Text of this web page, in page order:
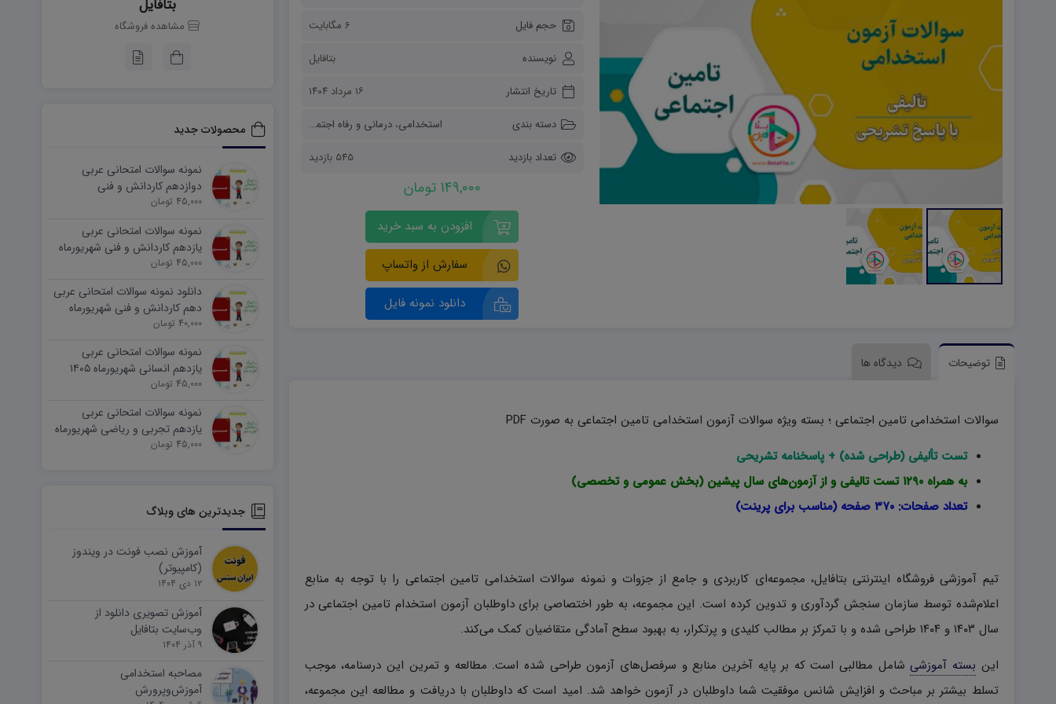
دفاعی دهم
هویت اجتماعی
آمادگی دفاعی دهم W
آمادگی دفاعی ۱۰ D
حجم فایل
6 مگابایت
نویسنده
بتافایل
تاریخ انتشار
۱۶ مرداد ۱۴۰۴
دسته بندی
استخدامی،درمانی و رفاه اجتماعی
تعداد بازدید
545 بازدید
149,000 تومان
افزودن به سبد خرید
سفارش از واتساپ
دانلود نمونه فایل
توضیحات دیدگاه ها
سوالات استخدامی تامین اجتماعی ؛ بسته ویژه سوالات آزمون استخدامی تامین اجتماعی به صورت PDF
تست تألیفی (طراحی شده) + پاسخنامه تشریحی
به همراه ۱۲۹۰ تست تالیفی و از آزمون‌های سال پیشین (بخش عمومی و تخصصی)
تعداد صفحات: ۳۷۰ صفحه (مناسب برای پرینت)
تیم آموزشی فروشگاه اینترنتی بتافایل، مجموعه‌ای کاربردی و جامع از جزوات و نمونه سوالات استخدامی تامین اجتماعی را با توجه به منابع
اعلام‌شده توسط سازمان سنجش گردآوری و تدوین کرده است. این مجموعه، به طور اختصاصی برای داوطلبان آزمون استخدام تامین اجتماعی در
سال ۱۴۰۳ و ۱۴۰۴ طراحی شده و با تمرکز بر مطالب کلیدی و پرتکرار، به بهبود سطح آمادگی متقاضیان کمک می‌کند.
این بسته آموزشیشامل مطالبی است که بر پایه آخرین منابع و سرفصل‌های آزمون طراحی شده است. مطالعه و تمرین این درسنامه، موجب
تسلط بیشتر بر مباحث و افزایش شانس موفقیت شما داوطلبان در آزمون خواهد شد. امید است که داوطلبان با دریافت و مطالعه این مجموعه،
بتافایل
مشاهده فروشگاه
محصولات جدید
نمونه سوالات امتحانی عربی
دوازدهم کاردانش و فنی
شهریورماه ۱۴۰۵ word
45,000 تومان
نمونه سوالات امتحانی عربی
یازدهم کاردانش و فنی شهریورماه
۱۴۰۵ word
45,000 تومان
دانلود نمونه سوالات امتحانی عربی
دهم کاردانش و فنی شهریورماه
۱۴۰۵ word
40,000 تومان
نمونه سوالات امتحانی عربی
یازدهم انسانی شهریورماه ۱۴۰۵
word
45,000 تومان
نمونه سوالات امتحانی عربی
یازدهم تجربی و ریاضی شهریورماه
۱۴۰۵ word
45,000 تومان
جدیدترین های وبلاگ
آموزش نصب فونت در ویندوز
(کامپیوتر)
۱۲ دی ۱۴۰۴
آموزش تصویری دانلود از
وب‌سایت بتافایل
۹ آذر ۱۴۰۴
مصاحبه استخدامی
آموزش‌وپرورش